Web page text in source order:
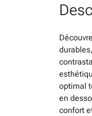
optimal
en
confort